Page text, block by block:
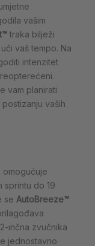
vašim
traka bilježi
vaš tempo. Na
intenzitet
vam planirati
vaših
omogućuje
sprintu do 19
se AutoBreeze™
inčna zvučnika
jednostavno